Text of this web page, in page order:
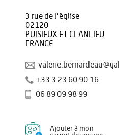
3 rue de l'église
02120
PUISIEUX ET CLANLIEU
FRANCE
+33 3 23 60 90 16
06 89 09 98 99
Ajouter à mon